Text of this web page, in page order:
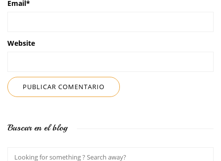
Email*
Website
Buscar en el blog